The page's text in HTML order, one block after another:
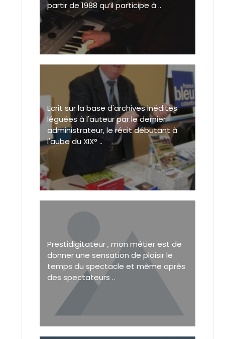
partir de 1988 qu’il participe à ..
Ecrit sur la base d'archives inédites
léguées à l'auteur par le dernier
administrateur, le récit débutant à
l'aube du XIX° ..
Prestidigitateur , mon métier est de
donner une sensation de plaisir le
temps du spectacle et même après
des spectateurs ..